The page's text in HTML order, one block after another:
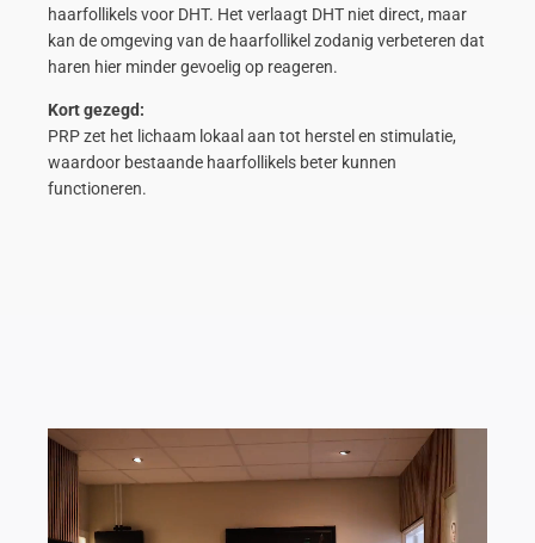
haarfollikels voor DHT. Het verlaagt DHT niet direct, maar
kan de omgeving van de haarfollikel zodanig verbeteren dat
haren hier minder gevoelig op reageren.
Kort gezegd:
PRP zet het lichaam lokaal aan tot herstel en stimulatie,
waardoor bestaande haarfollikels beter kunnen
functioneren.